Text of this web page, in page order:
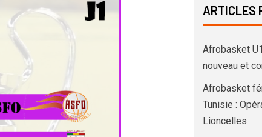
ARTICLES
Afrobasket
nouveau et
Afrobasket
Tunisie :
Lioncelles